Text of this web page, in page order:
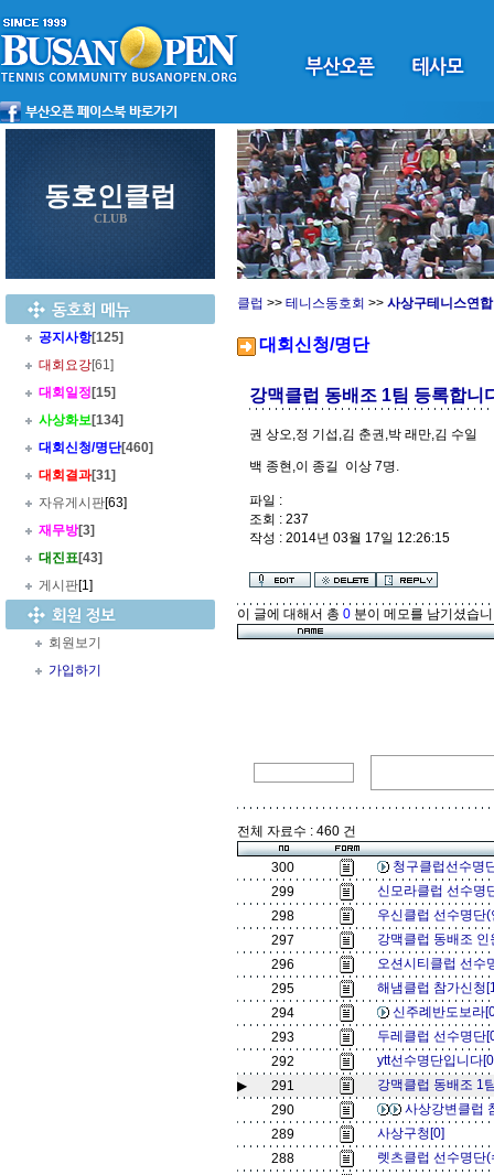
동호인클럽
CLUB
공지사항[125]
대회요강[61]
대회일정 [15]
사상화보[134]
대회신청/명단[460]
대회결과[31]
자유게시판[63]
재무방[3]
대진표[43]
게시판[1]
회원보기
가입하기
클럽 >> 테니스동호회 >> 사상구테니스연
대회신청/명단
강맥클럽 동배조 1팀 등록합니
권 상오,정 기섭,김 춘권,박 래만,김 수일
백 종현,이 종길 이상 7명.
파일 :
조회 : 237
작성 : 2014년 03월 17일 12:26:15
이 글에 대해서 총 0 분이 메모를 남기셨습
전체 자료수 : 460 건
300
청구클럽선수명
299
신모라클럽 선수
298
우신클럽 선수명
297
강맥클럽 동배조
296
오션시티클럽 선
295
해냄클럽 참가신
294
신주례반도보라
293
두레클럽 선수명
292
ytt선수명단입니다
▶
291
강맥클럽 동배조 1
290
사상강변클럽
289
사상구청[0]
288
렛츠클럽 선수명